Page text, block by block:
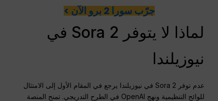
جرّب سورا 2 برو الآن >
لماذا لا يتوفر Sora 2 في
نيوزيلندا
عدم توفر Sora 2 في نيوزيلندا يرجع في المقام الأول إلى الامتثال
للوائح التنظيمية ونهج OpenAI في الطرح التدريجي. تمنح المنصة